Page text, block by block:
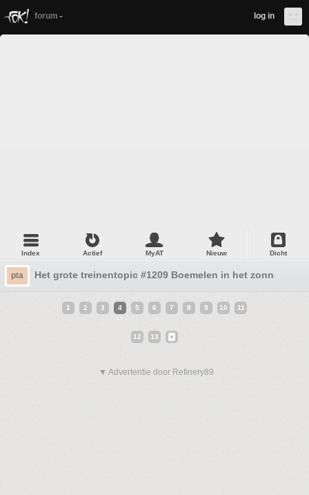
forum log in
Index Actief MyAT Nieuw Dicht
pta Het grote treinentopic #1209 Boemelen in het zonnetje!
1 2 3 4 5 6 7 8 9 10 11
12 13
▼ Advertentie door Refinery89